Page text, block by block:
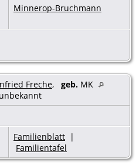
Minnerop-Bruchmann
Freche, geb. MK
Familienblatt |
Familientafel